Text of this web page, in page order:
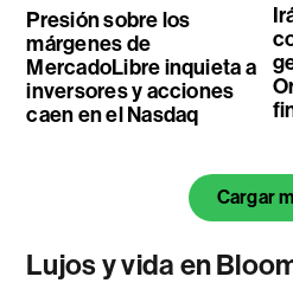
Presión sobre los
márgenes de
MercadoLibre inquieta a
inversores y acciones
caen en el Nasdaq
Cargar
Lujos y vida en